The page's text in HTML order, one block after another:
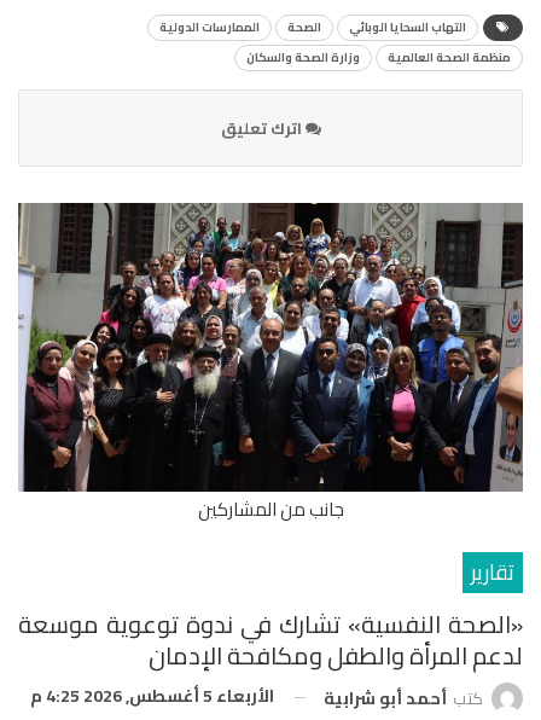
التهاب السحايا الوبائي الصحة
الممارسات الدولية
منظمة الصحة العالمية
وزارة الصحة والسكان
اترك تعليق
جانب من المشاركين
تقارير
«الصحة النفسية» تشارك في ندوة توعوية موسعة
لدعم المرأة والطفل ومكافحة الإدمان
كتب أحمد أبو شرابية الأربعاء 5 أغسطس, 2026 4:25 م